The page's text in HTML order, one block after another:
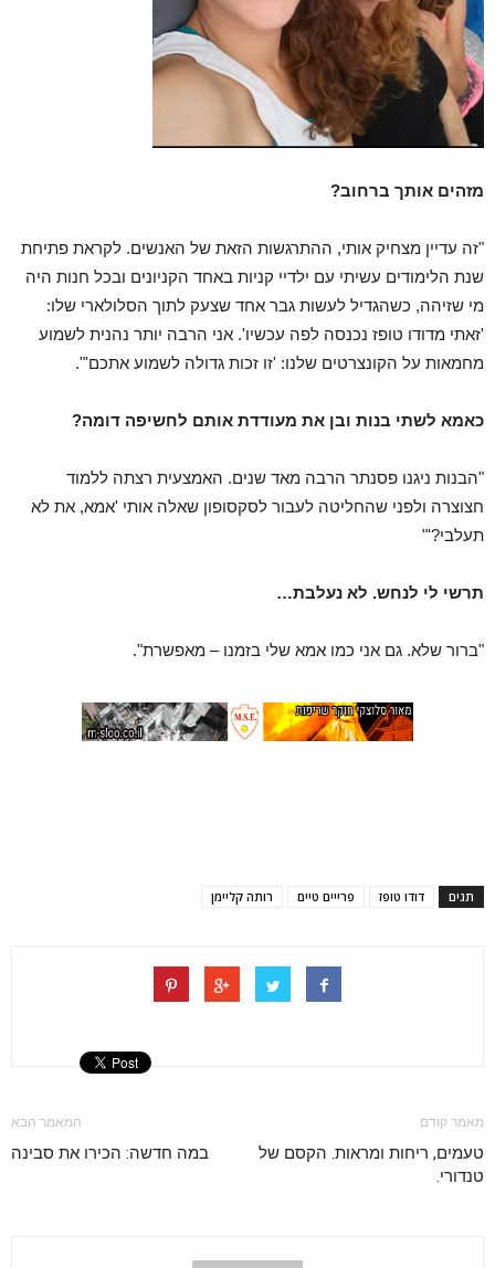
מזהים אותך ברחוב?
"זה עדיין מצחיק אותי, ההתרגשות הזאת של האנשים. לקראת פתיחת
שנת הלימודים עשיתי עם ילדיי קניות באחד הקניונים ובכל חנות היה
מי שזיהה, כשהגדיל לעשות גבר אחד שצעק לתוך הסלולארי שלו:
'זאתי מדודו טופז נכנסה לפה עכשיו'. אני הרבה יותר נהנית לשמוע
מחמאות על הקונצרטים שלנו: 'זו זכות גדולה לשמוע אתכם'".
כאמא לשתי בנות ובן את מעודדת אותם לחשיפה דומה?
"הבנות ניגנו פסנתר הרבה מאד שנים. האמצעית רצתה ללמוד
חצוצרה ולפני שהחליטה לעבור לסקסופון שאלה אותי 'אמא, את לא
תעלבי?'"
תרשי לי לנחש. לא נעלבת…
"ברור שלא. גם אני כמו אמא שלי בזמנו – מאפשרת".
תגים דודו טופז פרייים טיים רותה קליימן
מאמר קודם
טעמים, ריחות ומראות. הקסם של
טנדורי.
המאמר הבא
במה חדשה: הכירו את סבינה